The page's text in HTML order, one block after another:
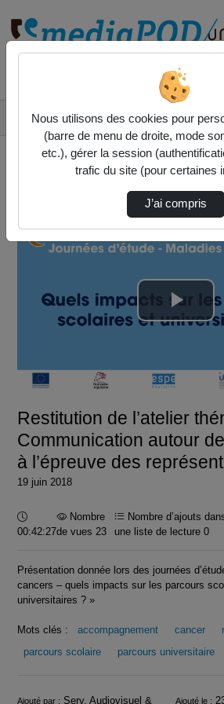
Restitution de l’atelier thématique «
Lire
Restitution de l’atelier
Communication autour
à l’épreuve des
19 juin 2018
Durée :
00:42:27
Nombre
de vues 23
Nombre d’ajouts
une liste de lecture0
Présentation donnée lors des journées
cancers – quels impacts sur les parcours
universitaires ? »
Mots clés : accompagnement cancer
parcours scolaire
parcours universitaire
Ajouté par : Serv. Audiovisuel & Ajouté le :
Nous utilisons des cookies pour
(barre de menu de droite, mode
etc.), gérer la session
trafic du site (pour certaines
J’ai compris